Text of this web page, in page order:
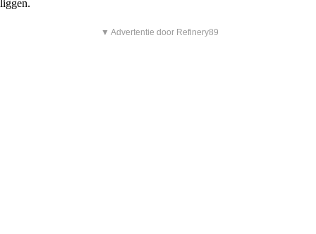
liggen.
▼ Advertentie door Refinery89